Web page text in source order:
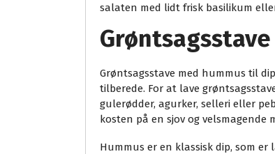
salaten med lidt frisk basilikum
Grøntsagsstave med hummus til
tilberede. For at lave
gulerødder, agurker, selleri eller
kosten på en sjov og velsmagende
Hummus er en klassisk dip, som